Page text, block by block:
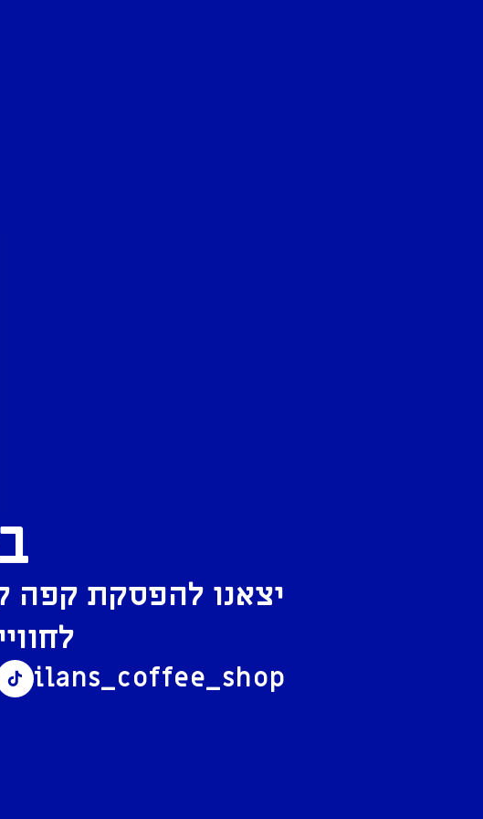
יצאנו להפסקת קפה
ilans_coffee_shop